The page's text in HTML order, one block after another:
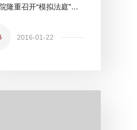
法学院隆重召开“模拟法庭”教学成果总结大会
2016-01-22